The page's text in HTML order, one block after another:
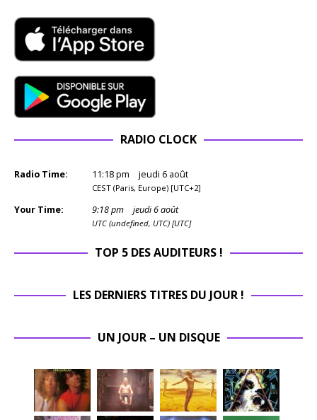
RADIO CLOCK
Radio Time: 11:18pm jeudi 6 août
CEST (Paris, Europe) [UTC+2]
Your Time: 9:18pm jeudi 6 août
UTC (undefined, UTC) [UTC]
TOP 5 DES AUDITEURS !
LES DERNIERS TITRES DU JOUR !
UN JOUR – UN DISQUE